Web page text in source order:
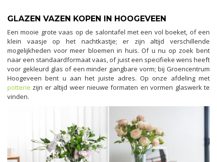
GLAZEN VAZEN KOPEN IN HOOGEVEEN
Een mooie grote vaas op de salontafel met een vol boeket, of een
klein vaasje op het nachtkastje; er zijn altijd verschillende
mogelijkheden voor meer bloemen in huis. Of u nu op zoek bent
naar een standaardformaat vaas, of juist een specifieke wens heeft
voor gekleurd glas of een minder gangbare vorm; bij Groencentrum
Hoogeveen bent u aan het juiste adres. Op onze afdeling met
potterie zijn er altijd weer nieuwe formaten en vormen glaswerk te
vinden.